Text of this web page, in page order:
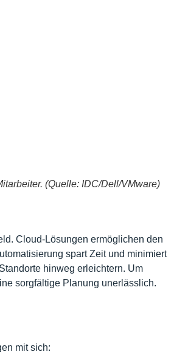
(Quelle: IDC/Dell/VMware)
Cloud-Lösungen ermöglichen den
spart Zeit und minimiert
hinweg erleichtern. Um
sorgfältige Planung unerlässlich.
mit sich: